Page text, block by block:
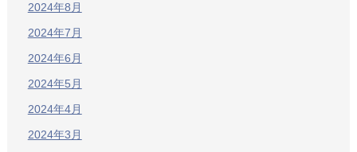
2024年8月
2024年7月
2024年6月
2024年5月
2024年4月
2024年3月